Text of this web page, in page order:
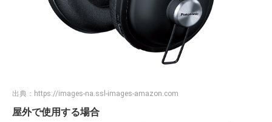
出典： https://images-na.ssl-images-amazon.com
屋外で使用する場合